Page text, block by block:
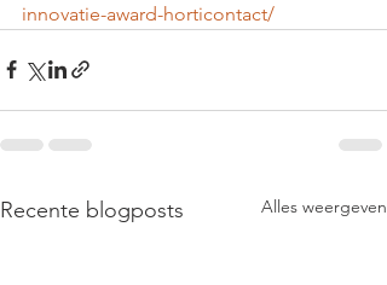
innovatie-award-horticontact/
Recente blogposts Alles weergeven